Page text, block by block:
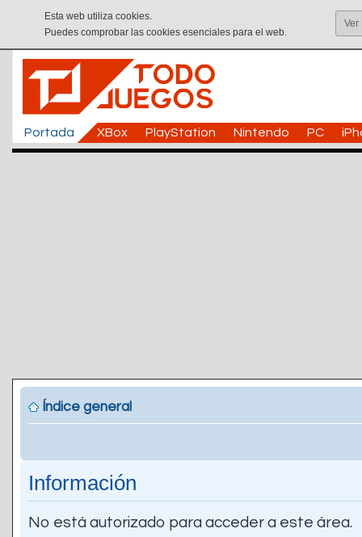
Esta web utiliza cookies.
Puedes comprobar las cookies esenciales para el web.
Ver
Portada XBox PlayStation Nintendo PC
Índice general
Información
No está autorizado para acceder a este área.